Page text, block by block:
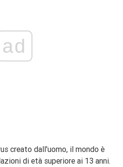
ad
creato dall'uomo, il mondo è
di età superiore ai 13 anni.